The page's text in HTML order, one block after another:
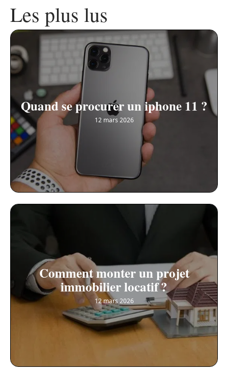
Les plus lus
Quand se procurer un iphone 11 ?
12 mars 2026
Comment monter un projet
immobilier locatif ?
12 mars 2026